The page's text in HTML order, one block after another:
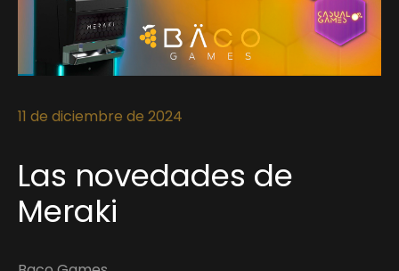
11 de diciembre de 2024
Las novedades de
Meraki